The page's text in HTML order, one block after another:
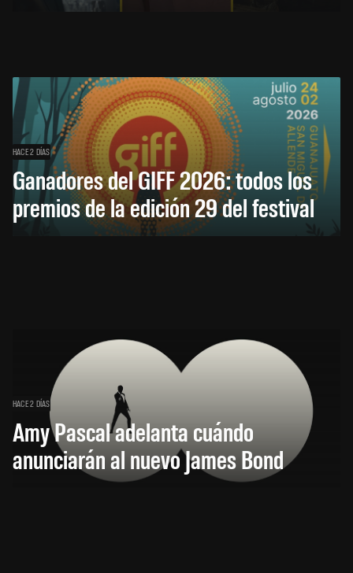
HACE 2 DÍAS
Ganadores del GIFF 2026: todos los
premios de la edición 29 del festival
HACE 2 DÍAS
Amy Pascal adelanta cuándo
anunciarán al nuevo James Bond